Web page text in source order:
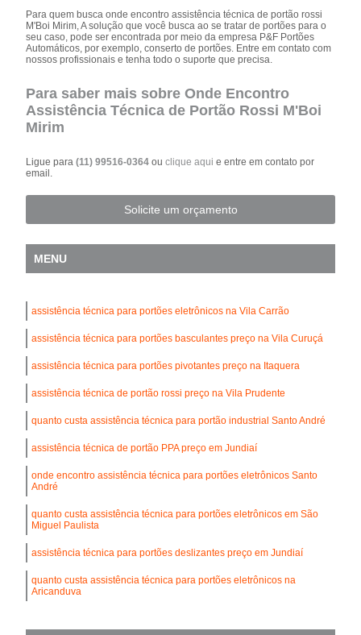
Para quem busca onde encontro assistência técnica de portão rossi
M'Boi Mirim, A solução que você busca ao se tratar de portões para o
seu caso, pode ser encontrada por meio da empresa P&F Portões
Automáticos, por exemplo, conserto de portões. Entre em contato com
nossos profissionais e tenha todo o suporte que precisa.
Para saber mais sobre Onde Encontro
Assistência Técnica de Portão Rossi M'Boi
Mirim
Ligue para(11) 99516-0364ouclique aqui e entre em contato por
email.
Solicite um orçamento
MENU
assistência técnica para portões eletrônicos na Vila Carrão
assistência técnica para portões basculantes preço na Vila Curuçá
assistência técnica para portões pivotantes preço na Itaquera
assistência técnica de portão rossi preço na Vila Prudente
quanto custa assistência técnica para portão industrial Santo André
assistência técnica de portão PPA preço em Jundiaí
onde encontro assistência técnica para portões eletrônicos Santo
André
quanto custa assistência técnica para portões eletrônicos em São
Miguel Paulista
assistência técnica para portões deslizantes preço em Jundiaí
quanto custa assistência técnica para portões eletrônicos na
Aricanduva